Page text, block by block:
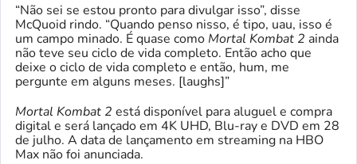
“Não sei se estou pronto para divulgar isso”, disse
McQuoid rindo. “Quando penso nisso, é tipo, uau, isso é
um campo minado. É quase como Mortal Kombat 2 ainda
não teve seu ciclo de vida completo. Então acho que
deixe o ciclo de vida completo e então, hum, me
pergunte em alguns meses. [laughs]”
Mortal Kombat 2 está disponível para aluguel e compra
digital e será lançado em 4K UHD, Blu-ray e DVD em 28
de julho. A data de lançamento em streaming na HBO
Max não foi anunciada.